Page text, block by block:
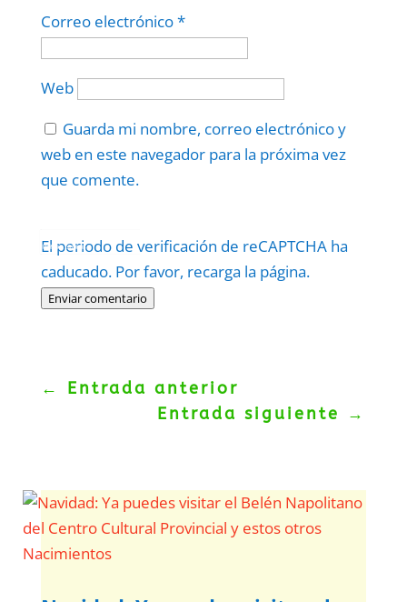
Correo electrónico*
Web
Guarda mi nombre, correo electrónico y
web en este navegador para la próxima vez
que comente.
El periodo de verificación de reCAPTCHA ha
caducado. Por favor, recarga la página.
Enviar comentario
Politica–Términos.
← Entrada anterior
Entrada siguiente
→